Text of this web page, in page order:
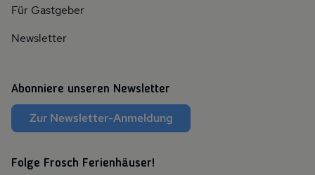
Für Gastgeber
Newsletter
Abonniere unseren Newsletter
Zur Newsletter-Anmeldung
Folge Frosch Ferienhäuser!